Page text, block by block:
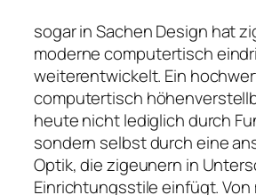
sogar in Sachen Design hat
moderne computertisch
weiterentwickelt. Ein
computertisch
heute nicht lediglich durch
sondern selbst durch eine
Optik, die zigeunern in
Einrichtungsstile einfügt.